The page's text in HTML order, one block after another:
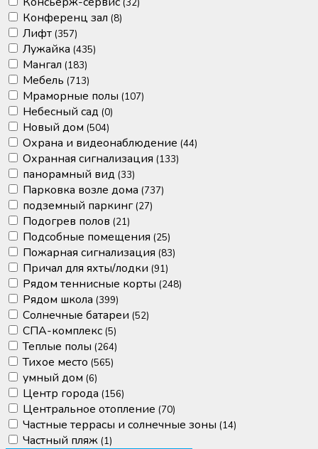
(32)
Конференц зал (8)
Лифт (357)
Лужайка (435)
Мангал (183)
Мебель (713)
Мраморные полы (107)
Небесный сад (0)
Новый дом (504)
Охрана и видеонаблюдение (44)
Охранная сигнализация (133)
панорамный вид (33)
Парковка возле дома (737)
подземный паркинг(27)
Подогрев полов (21)
Подсобные помещения (25)
Пожарная сигнализация (83)
Причал для яхты/лодки (91)
Рядом теннисные корты (248)
Рядом школа (399)
Солнечные батареи (52)
СПА-комплекс (5)
Теплые полы (264)
Тихое место (565)
умный дом (6)
Центр города (156)
Центральное отопление (70)
Частные террасы и солнечные зоны (14)
Частный пляж (1)